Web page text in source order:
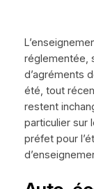
réglementée,
d’agréments
été, tout
restent
particulier sur
préfet pour